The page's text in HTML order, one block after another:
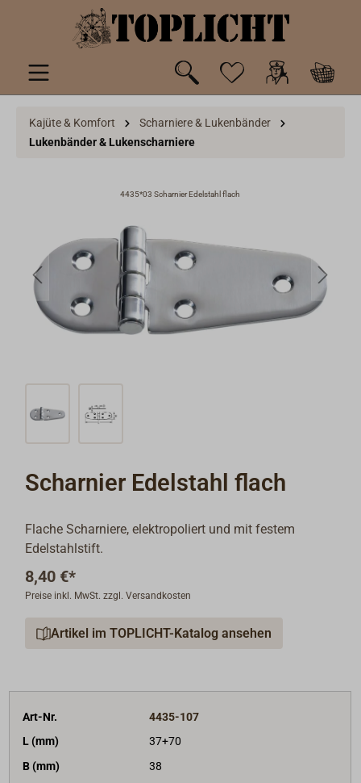
springen
Kajüte & Komfort
Scharniere & Lukenbänder
Lukenbänder & Lukenscharniere
4435*03 Scharnier Edelstahl flach
Scharnier Edelstahl flach
Flache Scharniere, elektropoliert und mit festem
Edelstahlstift.
8,40 €*
Preise inkl. MwSt. zzgl. Versandkosten
Artikel im TOPLICHT-Katalog ansehen
Art-Nr.
4435-107
L (mm)
37+70
B (mm)
38